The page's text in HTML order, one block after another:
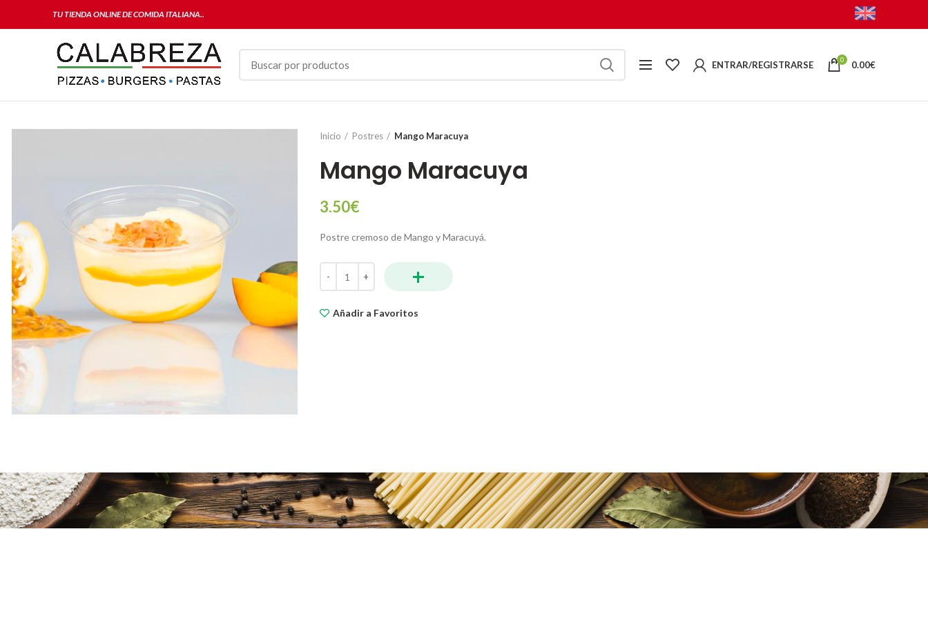
TU TIENDA ONLINE DE COMIDA ITALIANA..
ENTRAR/REGISTRARSE 0 0.00€
Inicio Postres Mango Maracuya
Mango Maracuya
3.50€
Postre cremoso de Mango y Maracuyá.
Mango Maracuya cantidad
+
Añadir a Favoritos